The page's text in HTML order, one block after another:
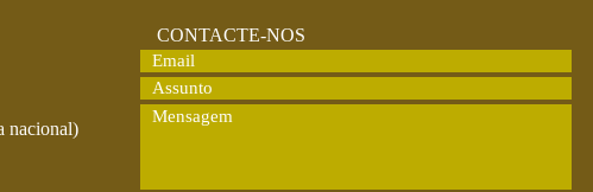
nacional)
CONTACTE-NOS